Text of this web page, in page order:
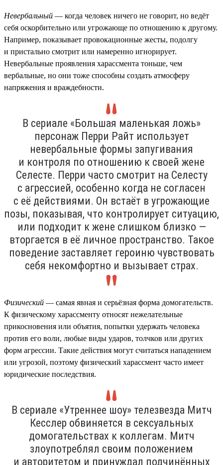
Невербальный — когда человек ничего не говорит, но ведёт
себя оскорбительно или угрожающе по отношению к другому.
Например, показывает провокационные жесты, подолгу
и пристально смотрит или намеренно игнорирует.
Невербальные проявления харассмента тоньше, чем
вербальные, но они тоже способны создать атмосферу
напряжения и враждебности.
В сериале «Большая маленькая ложь»
персонаж Перри Райт использует
невербальные формы запугивания
и контроля по отношению к своей жене
Селесте. Перри часто смотрит на Селесту
с агрессией, особенно когда не согласен
с её действиями. Он встаёт в угрожающие
позы, показывая, что контролирует ситуацию,
или подходит к жене слишком близко —
вторгается в её личное пространство. Такое
поведение заставляет героиню чувствовать
себя некомфортно и вызывает страх.
Физический — самая явная и серьёзная форма домогательств.
К физическому харассменту относят нежелательные
прикосновения или объятия, попытки удержать человека
против его воли, любые виды ударов, толчков или других
форм агрессии. Такие действия могут считаться нападением
или угрозой, поэтому физический харассмент часто имеет
юридические последствия.
В сериале «Утреннее шоу» телезвезда Митч
Кесслер обвиняется в сексуальных
домогательствах к коллегам. Митч
злоупотреблял своим положением
и авторитетом и принуждал подчинённых